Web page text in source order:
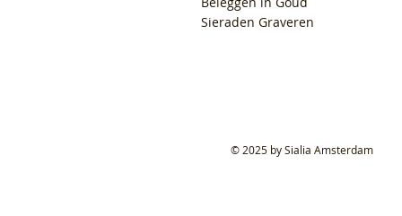
Sieraden Graveren
© 2025 by Sialia Amsterdam